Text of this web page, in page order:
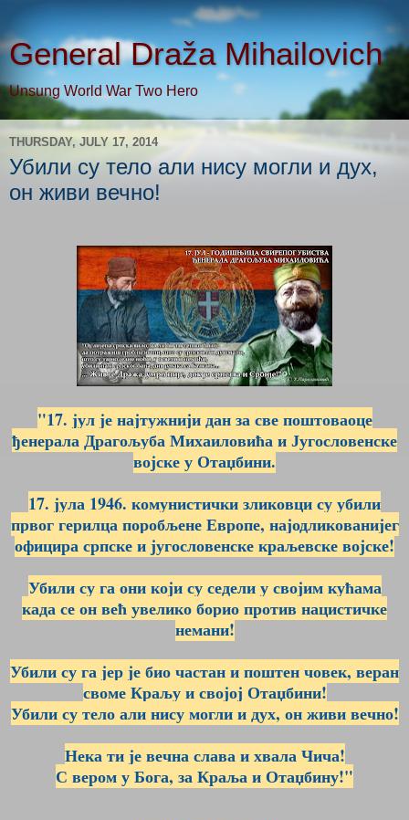
General Draža Mihailovich
Unsung World War Two Hero
THURSDAY, JULY 17, 2014
Убили су тело али нису могли и дух,
он живи вечно!
"17. јул је најтужнији дан за све поштоваоце
ђенерала Драгољуба Михаиловића и Југословенске
војске у Отаџбини.
17. јула 1946. комунистички зликовци су убили
првог герилца поробљене Европе, најодликованијег
официра српске и југословенске краљевске војске!
Убили су га они који су седели у својим кућама
када се он већ увелико борио против нацистичке
немани!
Убили су га јер је био частан и поштен човек, веран
своме Краљу и својој Отаџбини!
Убили су тело али нису могли и дух, он живи вечно!
Нека ти је вечна слава и хвала Чича!
С вером у Бога, за Краља и Отаџбину!"